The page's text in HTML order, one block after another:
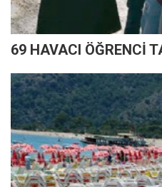
69 HAVACI ÖĞRENCİ